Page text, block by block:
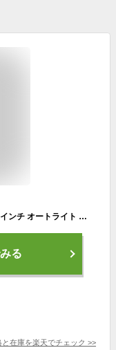
【楽天スーパーSALE】ママチャリ 自転車 26 インチ オートライト 付き シティサイクル シマノ6段変速ギア カゴ付き キャリア付き TOPONE トップワン 後輪錠 26インチ 一般自転車 T-CCB266HD 4色 通勤・通学・お買い物に便利！
る
と在庫を楽天でチェック >>